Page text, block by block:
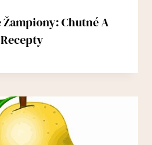
Žampiony: Chutné A